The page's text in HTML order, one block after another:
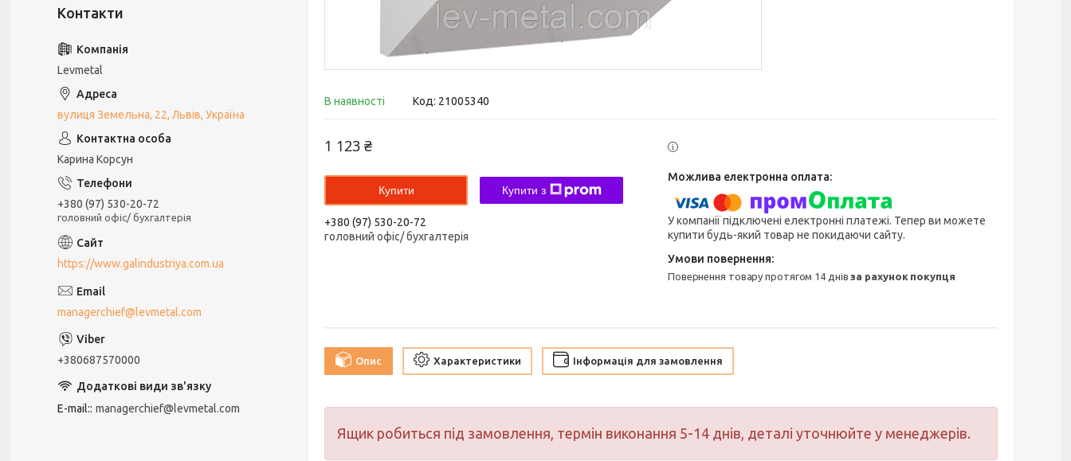
В наявності Код: 21005340
1 123 ₴
Купити Купити з
+380 (97) 530-20-72
головний офіс/ бухгалтерія
У компанії підключені електронні платежі. Тепер ви можете
купити будь-який товар не покидаючи сайту.
повернення товару протягом 14 днівза рахунок покупця
Опис Характеристики Інформація для замовлення
Ящик робиться під замовлення, термін виконання 5-14 днів, деталі уточнюйте у менеджерів.
Levmetal
вулиця Земельна, 22, Львів, Україна
Карина Корсун
+380 (97) 530-20-72
головний офіс/ бухгалтерія
https://www.galindustriya.com.ua
managerchief@levmetal.com
+380687570000
E-mail: managerchief@levmetal.com